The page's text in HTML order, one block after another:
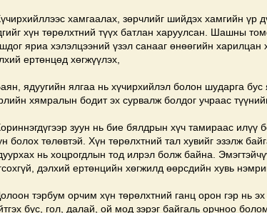
хамгаалах, зөрчлийг шийдэх хамгийн үр
хүн төрөлхтний түүх батлан харуулсан. Шашны
яриа хэлэлцээний үзэл санааг өнөөгийн
ертөнцөд хөгжүүлэх,
ядуугийн ялгаа нь хүчирхийлэл болон шударга бус
хямралын бодит эх сурвалж болдог учраас
зуун нь бие бялдрын хүч тамираас илүү
болох төлөвтэй. Хүн төрөлхтний тал хувийг эзэлж
нь хоцрогдлын тод илрэл болж байна.
дэлхий ертөнцийн хөгжилд өөрсдийн хувь
тэрбум орчим хүн төрөлхтний ганц орон гэр нь
бус, гол, далай, ой мод зэрэг байгаль орчноо